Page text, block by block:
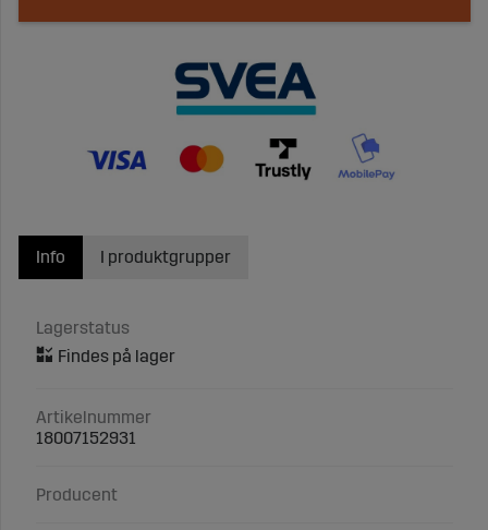
Info
Lagerstatus
Artikelnummer
18007152931
Producent
I produktgrupper